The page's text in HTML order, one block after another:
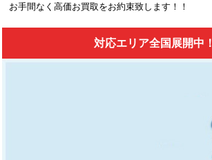
お手間なく高価お買取をお約束致します！！
対応エリア全国展開中！